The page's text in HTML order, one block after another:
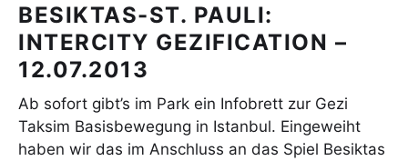
BESIKTAS-ST. PAULI:
INTERCITY GEZIFICATION –
12.07.2013
Ab sofort gibt’s im Park ein Infobrett zur Gezi
Taksim Basisbewegung in Istanbul. Eingeweiht
haben wir das im Anschluss an das Spiel Besiktas